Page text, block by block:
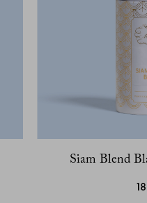
Siam Blend